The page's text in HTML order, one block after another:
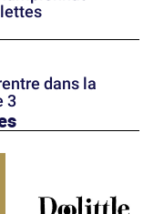
dans la
3